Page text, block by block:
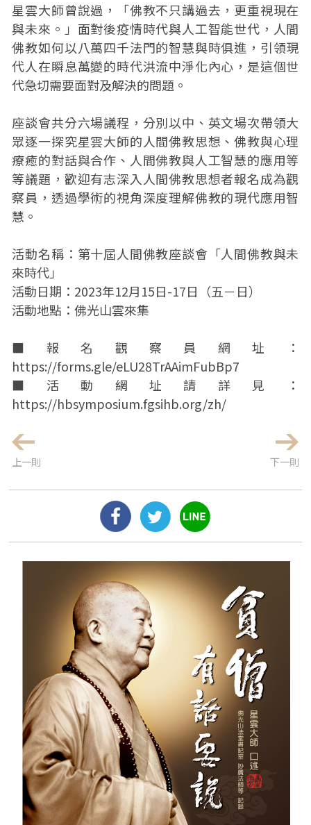
星雲大師曾說過，「佛教不只講過去，更重視現在
與未來。」面對後疫情時代與人工智能世代，人間
佛教如何以八萬四千法門的智慧與時俱進，引領現
代人在瞬息萬變的時代洪流中淨化內心，是這個世
代急切需要面對及解決的問題。
座談會共分六場議程，分別以中、英文場次帶領大
眾逐一探究星雲大師的人間佛教思想、佛教與心理
療癒的對話與合作、人間佛教與人工智慧的應用等
等議題，歡迎有志深入人間佛教思想者報名成為觀
察員，透過學術的視角深度理解佛教的現代應用智
慧。
活動名稱：第十屆人間佛教座談會「人間佛教與未
來時代」
活動日期：2023年12月15日-17日（五－日）
活動地點：佛光山雲來集
■報名觀察員網址：
https://forms.gle/eLU28TrAAimFubBp7
■活動網址請詳見：
https://hbsymposium.fgsihb.org/zh/
上一則 下一則